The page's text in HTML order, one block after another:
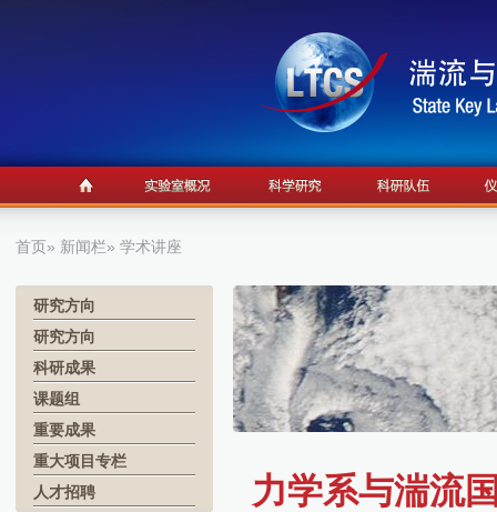
首页» 新闻栏» 学术讲座
研究方向
研究方向
科研成果
课题组
重要成果
重大项目专栏
人才招聘
力学系与湍流